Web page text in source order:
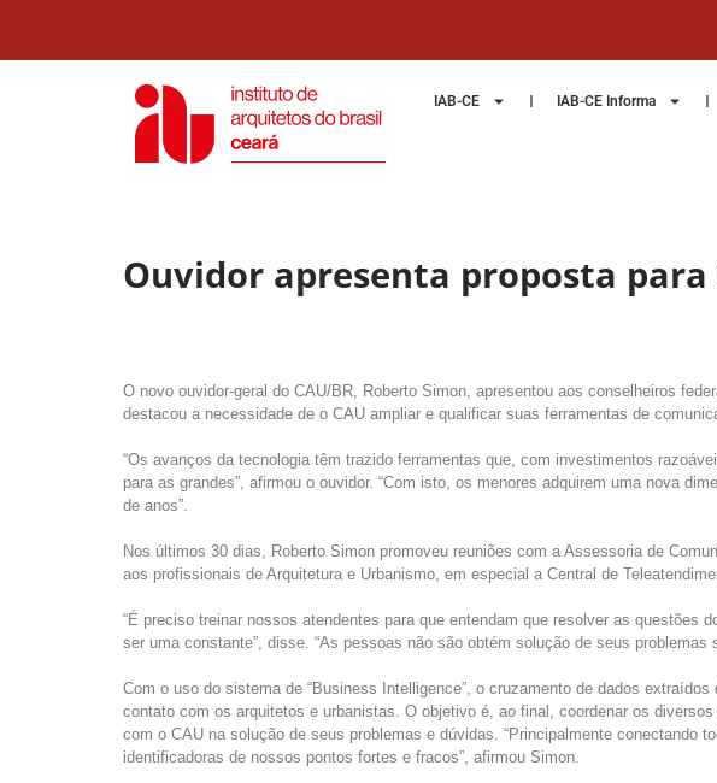
IAB-CE IAB-CE Informa
Ouvidor apresenta proposta
O novo ouvidor-geral do CAU/BR, Roberto Simon, apresentou aos conselheiros
destacou a necessidade de o CAU ampliar e qualificar suas ferramentas de
“Os avanços da tecnologia têm trazido ferramentas que, com investimentos
para as grandes”, afirmou o ouvidor. “Com isto, os menores adquirem uma nova
de anos”.
Nos últimos 30 dias, Roberto Simon promoveu reuniões com a Assessoria de
aos profissionais de Arquitetura e Urbanismo, em especial a Central de
“É preciso treinar nossos atendentes para que entendam que resolver as
ser uma constante”, disse. “As pessoas não são obtém solução de seus
Com o uso do sistema de “Business Intelligence”, o cruzamento de dados
contato com os arquitetos e urbanistas. O objetivo é, ao final, coordenar os
com o CAU na solução de seus problemas e dúvidas. “Principalmente
identificadoras de nossos pontos fortes e fracos”, afirmou Simon.